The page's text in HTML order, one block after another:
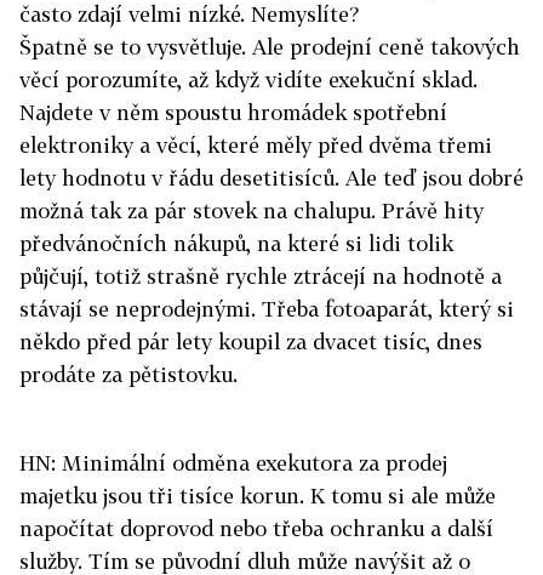
často zdají velmi nízké. Nemyslíte?
Špatně se to vysvětluje. Ale prodejní ceně takových
věcí porozumíte, až když vidíte exekuční sklad.
Najdete v něm spoustu hromádek spotřební
elektroniky a věcí, které měly před dvěma třemi
lety hodnotu v řádu desetitisíců. Ale teď jsou dobré
možná tak za pár stovek na chalupu. Právě hity
předvánočních nákupů, na které si lidi tolik
půjčují, totiž strašně rychle ztrácejí na hodnotě a
stávají se neprodejnými. Třeba fotoaparát, který si
někdo před pár lety koupil za dvacet tisíc, dnes
prodáte za pětistovku.
HN: Minimální odměna exekutora za prodej
majetku jsou tři tisíce korun. K tomu si ale může
napočítat doprovod nebo třeba ochranku a další
služby. Tím se původní dluh může navýšit až o